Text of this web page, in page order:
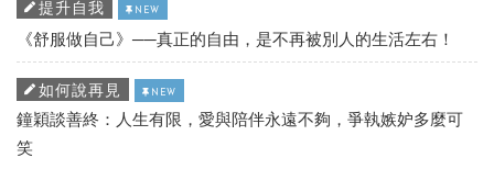
提升自我 NEW
《舒服做自己》──真正的自由，是不再被別人的生活左右！
如何說再見 NEW
鐘穎談善終：人生有限，愛與陪伴永遠不夠，爭執嫉妒多麼可
笑